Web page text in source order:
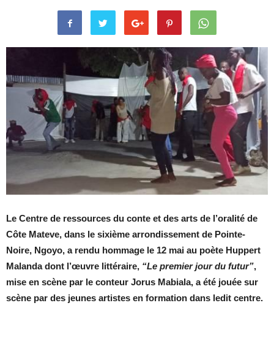
Le Centre de ressources du conte et des arts de l’oralité de
Côte Mateve, dans le sixième arrondissement de Pointe-
Noire, Ngoyo, a rendu hommage le 12 mai au poète Huppert
Malanda dont l’œuvre littéraire, “Le premier jour du futur”,
mise en scène par le conteur Jorus Mabiala, a été jouée sur
scène par des jeunes artistes en formation dans ledit centre.